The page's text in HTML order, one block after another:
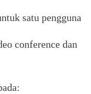
satu pengguna
conference dan